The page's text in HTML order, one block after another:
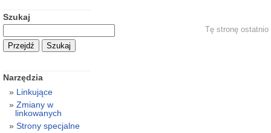
Szukaj
Narzędzia
Linkujące
Zmiany w
linkowanych
Strony specjalne
Tę stronę